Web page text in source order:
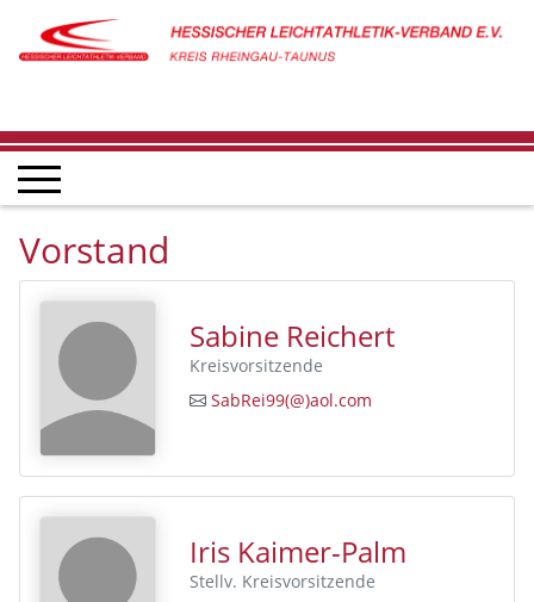
Vorstand
Sabine Reichert
Kreisvorsitzende
SabRei99(@)aol.com
Iris Kaimer-Palm
Stellv. Kreisvorsitzende